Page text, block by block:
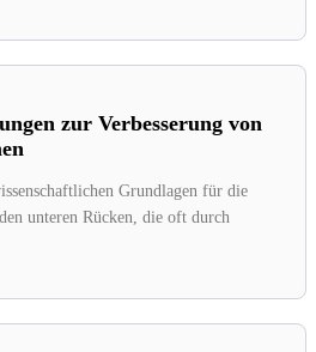
zur Verbesserung von
Grundlagen für die
unteren Rücken, die oft durch